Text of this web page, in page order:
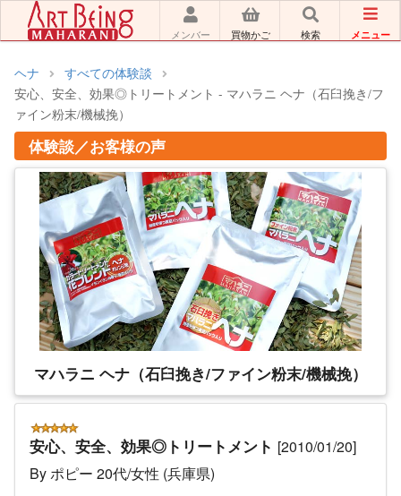
メンバー 買物かご 検索 メニュー
ヘナ
すべての体験談
安心、安全、効果◎トリートメント - マハラニ ヘナ（石臼挽き/フ
ァイン粉末/機械挽）
体験談／お客様の声
マハラニ ヘナ（石臼挽き/ファイン粉末/機械挽）
安心、安全、効果◎トリートメント [2010/01/20]
By ポピー 20代/女性 (兵庫県)